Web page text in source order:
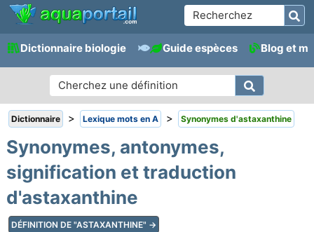
Dictionnaire biologie Guide espèces Blog et
Dictionnaire > Lexique mots en A > Synonymes d'astaxanthine
Synonymes, antonymes,
signification et traduction
d'astaxanthine
DÉFINITION DE "ASTAXANTHINE" →